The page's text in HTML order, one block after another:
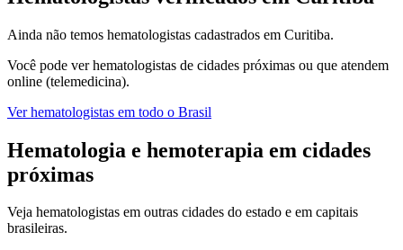
Ainda não temos hematologistas cadastrados em Curitiba.
Você pode verhematologistas de cidades próximas ou que atendem
online (telemedicina).
Verhematologistas em todo o Brasil
Hematologia e hemoterapia em cidades
próximas
Veja hematologistas em outras cidades do estado e em capitais
brasileiras.